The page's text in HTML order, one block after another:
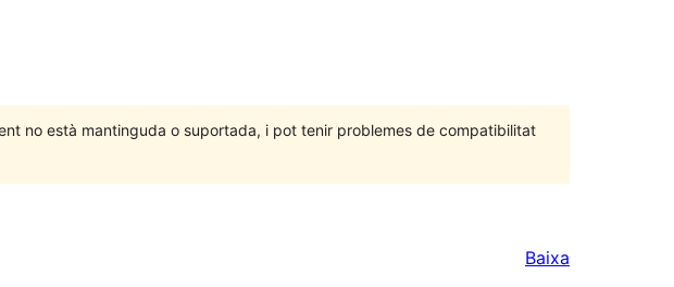
no està mantinguda o suportada, i pot tenir problemes de compatibilitat
Baixa